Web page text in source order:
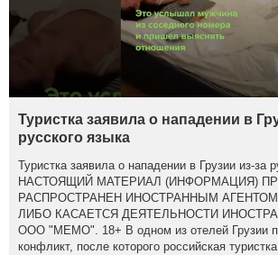
Туристка заявила о нападении в
русского языка
Туристка заявила о нападении в Грузии из-за
НАСТОЯЩИЙ МАТЕРИАЛ (ИНФОРМАЦИЯ)
РАСПРОСТРАНЕН ИНОСТРАННЫМ
ЛИБО КАСАЕТСЯ ДЕЯТЕЛЬНОСТИ
ООО "МЕМО". 18+ В одном из отелей Грузии
конфликт, после которого российская